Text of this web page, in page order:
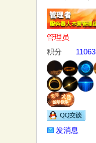
管理员
积分
11063
发消息